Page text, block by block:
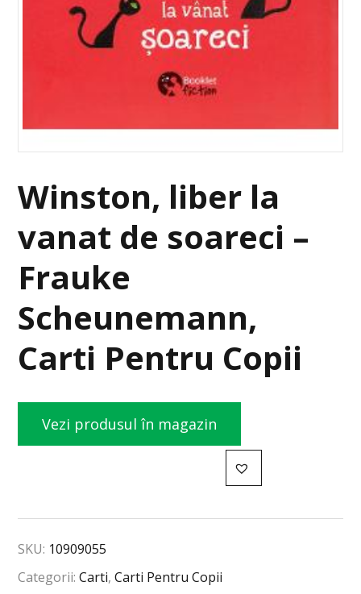
Winston, liber la
vanat de soareci –
Frauke
Scheunemann,
Carti Pentru Copii
Vezi produsul în magazin
SKU: 10909055
Categorii:Carti,Carti Pentru Copii